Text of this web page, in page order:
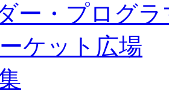
ー・プログラ
ケット広場